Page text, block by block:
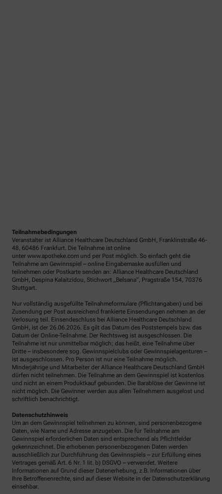
Teilnahmebedingungen
Veranstalter ist Alliance Healthcare Deutschland GmbH, Franklinstraße 46-
48, 60486 Frankfurt. Die Teilnahme ist online
unter www.apotheke.com und per Post möglich. So einfach geht die
Teilnahme am Gewinnspiel – online Eingabemaske ausfüllen und
teilnehmen oder Postkarte senden an: Alliance Healthcare Deutschland
GmbH, Despina Kalaitzidou, Stichwort „Belsana“, Pragstraße 154, 70376
Stuttgart.
Nur vollständig ausgefüllte Teilnahmeformulare (Pflichtangaben) und bei
Zusendung per Post ausreichend frankierte Einsendungen nehmen an der
Verlosung teil. Einsendeschluss bei Alliance Healthcare Deutschland
GmbH, ist der 26.06.2026. Es gilt das Datum des Poststempels bzw. das
Datum der Online-Teilnahme. Der Rechtsweg ist ausgeschlossen. Die
Teilnahme ist nur unmittelbar möglich; das heißt, eine Teilnahme über
Dritte – insbesondere sog. Gewinnspielclubs oder Gewinnspielagenturen –
ist ausgeschlossen. Pro Person ist nur eine Teilnahme möglich.
Minderjährige und Mitarbeiter der Alliance Healthcare Deutschland GmbH
dürfen nicht teilnehmen. Die Teilnahme an dem Gewinnspiel ist kostenlos
und nicht an einem Produktkauf gebunden. Die Barablöse der Gewinne ist
nicht möglich. Die Gewinner werden aus allen Teilnehmern ausgelost und
schriftlich benachrichtigt.
Datenschutzhinweis
Um an dem Gewinnspiel teilnehmen zu können, sind personenbezogene
Daten, wie Name und Adresse anzugeben. Die für Teilnahme am
Gewinnspiel erforderlichen Daten sind entsprechend als Pflichtfelder
gekennzeichnet. Die erhobenen personenbezogenen Daten werden
ausschließlich zur Durchführung des Gewinnspiels – zur Erfüllung eines
Vertrages gemäß Art. 6 Nr. 1 lit. b) DSGVO – verwendet. Weitere
Informationen auf Grund dieser Datenerhebung, z.B. Informationen über
Ihre Betroffenenrechte, sind auf dieser Website in der Datenschutzerklärung
einsehbar.